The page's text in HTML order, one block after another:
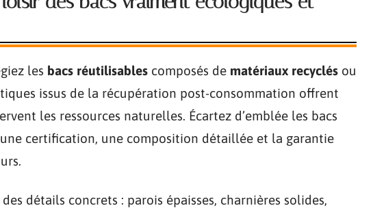
les bacs réutilisables composés de matériaux recyclés ou
issus de la récupération post-consommation offrent
les ressources naturelles. Écartez d’emblée les bacs
certification, une composition détaillée et la garantie
détails concrets : parois épaisses, charnières solides,